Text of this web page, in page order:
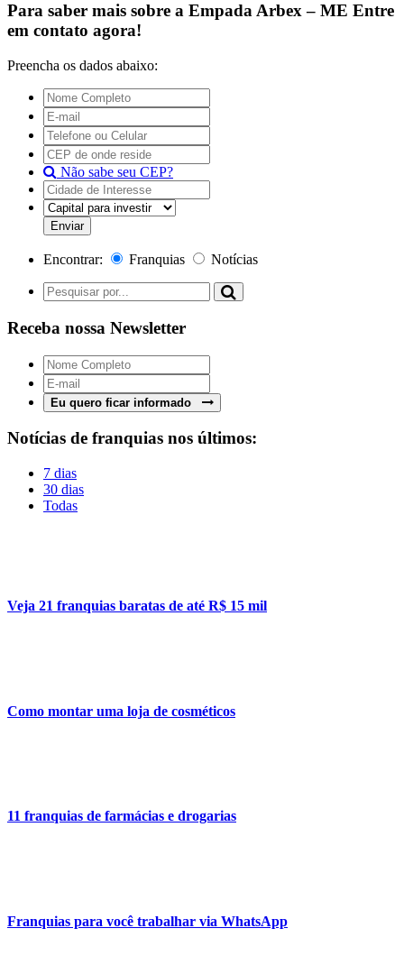
Para saber mais sobre a Empada Arbex – ME Entre
em contato agora!
Preencha os dados abaixo:
Não sabe seu CEP?
Encontrar: Franquias Notícias
Receba nossa Newsletter
Eu quero ficar informado
Notícias de franquias nos últimos:
7 dias
30 dias
Todas
Veja 21 franquias baratas de até R$ 15 mil
Como montar uma loja de cosméticos
11 franquias de farmácias e drogarias
Franquias para você trabalhar via WhatsApp